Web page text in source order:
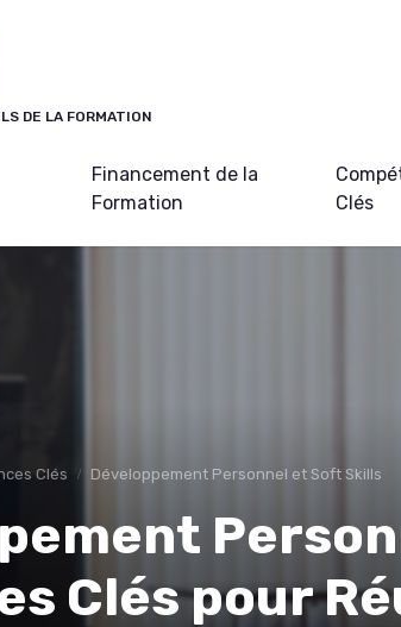
DE LA FORMATION
Financement de la
Formation
Clés
Clés Développement Personnel et Soft Skills
Clés pour